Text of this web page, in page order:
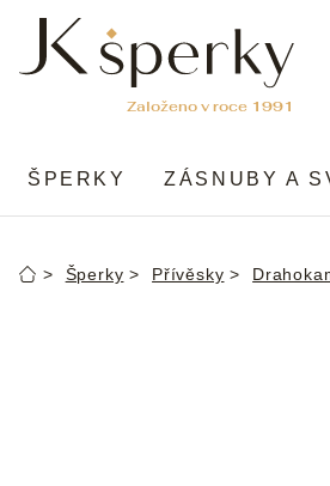
obsah
ŠPERKY ZÁSNUBY A
DomůŠperky Přívěsky